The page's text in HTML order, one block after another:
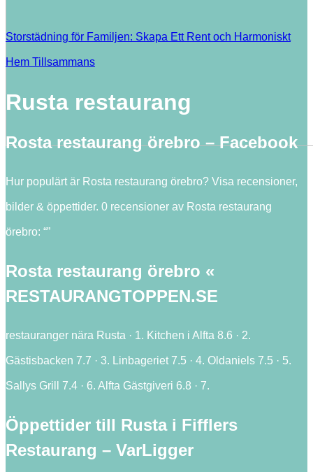
Storstädning för Familjen: Skapa Ett Rent och Harmoniskt
Hem Tillsammans
Rusta restaurang
Rosta restaurang örebro – Facebook
Hur populärt är Rosta restaurang örebro? Visa recensioner,
bilder & öppettider. 0 recensioner av Rosta restaurang
örebro: “”
Rosta restaurang örebro «
RESTAURANGTOPPEN.SE
restauranger nära Rusta · 1. Kitchen i Alfta 8.6 · 2.
Gästisbacken 7.7 · 3. Linbageriet 7.5 · 4. Oldaniels 7.5 · 5.
Sallys Grill 7.4 · 6. Alfta Gästgiveri 6.8 · 7.
Öppettider till Rusta i Fifflers
Restaurang – VarLigger